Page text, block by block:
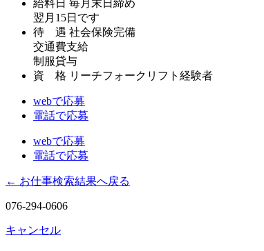
給料日 毎月末日締め
翌月15日です
待 遇 社会保険完備
交通費支給
制服貸与
資 格 リーチフォークリフト経験者
webで応募
電話で応募
webで応募
電話で応募
← お仕事検索結果へ戻る
076-294-0606
キャンセル